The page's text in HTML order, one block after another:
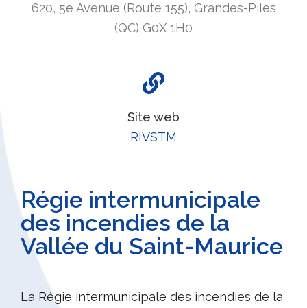
620, 5e Avenue (Route 155), Grandes-Piles
(QC) G0X 1H0
Site web
RIVSTM
Régie intermunicipale
des incendies de la
Vallée du Saint-Maurice
La Régie intermunicipale des incendies de la